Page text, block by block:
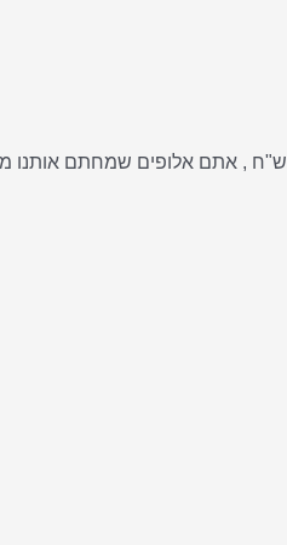
הזמנתי לאישתי ביום הנישואים, לא האמנתי שככה זה יגיע , כל בלוק עטוף בצלופן במבצע